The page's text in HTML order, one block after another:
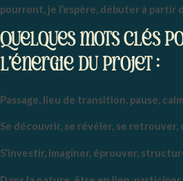
pourront, je l’espère, débuter à partir
Quelques mots clés
l’énergie du projet :
Passage, lieu de transition, pause,
Se découvrir, se révéler, se
S’investir, imaginer, éprouver,